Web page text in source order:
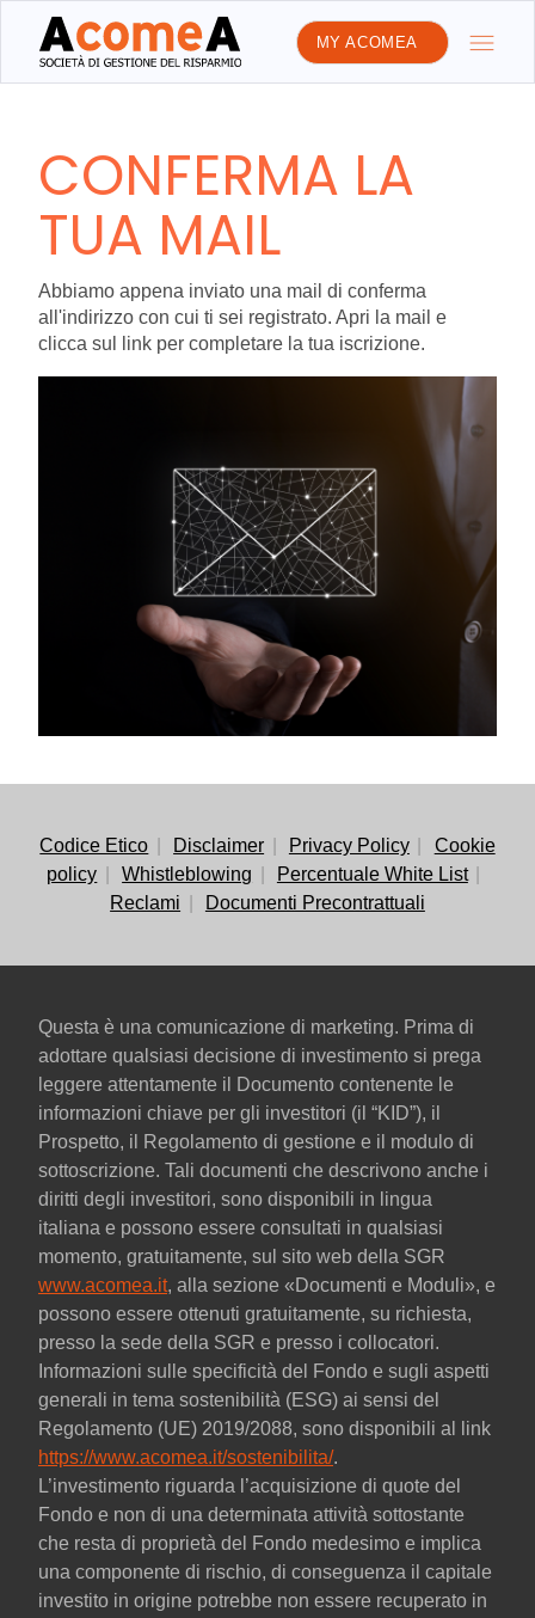
MY ACOMEA
CONFERMA LA
TUA MAIL
Abbiamo appena inviato una mail di conferma
all'indirizzo con cui ti sei registrato. Apri la mail e
clicca sul link per completare la tua iscrizione.
Codice Etico Disclaimer Privacy Policy
Cookie
policy
Whistleblowing
Percentuale White List
Reclami
Documenti Precontrattuali
Questa è una comunicazione di marketing. Prima di
adottare qualsiasi decisione di investimento si prega
leggere attentamente il Documento contenente le
informazioni chiave per gli investitori (il “KID”), il
Prospetto, il Regolamento di gestione e il modulo di
sottoscrizione. Tali documenti che descrivono anche i
diritti degli investitori, sono disponibili in lingua
italiana e possono essere consultati in qualsiasi
momento, gratuitamente, sul sito web della SGR
www.acomea.it, alla sezione «Documenti e Moduli», e
possono essere ottenuti gratuitamente, su richiesta,
presso la sede della SGR e presso i collocatori.
Informazioni sulle specificità del Fondo e sugli aspetti
generali in tema sostenibilità (ESG) ai sensi del
Regolamento (UE) 2019/2088, sono disponibili al link
https://www.acomea.it/sostenibilita/.
L’investimento riguarda l’acquisizione di quote del
Fondo e non di una determinata attività sottostante
che resta di proprietà del Fondo medesimo e implica
una componente di rischio, di conseguenza il capitale
investito in origine potrebbe non essere recuperato in